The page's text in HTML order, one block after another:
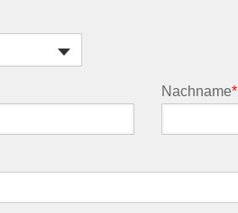
Nachname*